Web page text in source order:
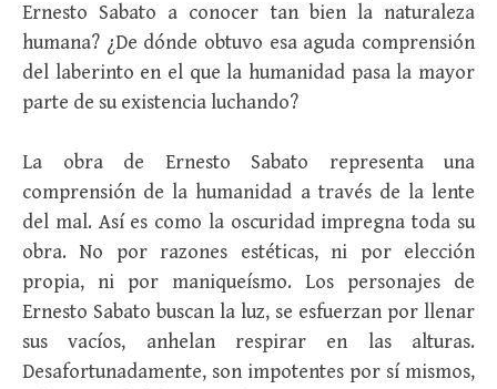
Ernesto Sabato a conocer tan bien la naturaleza
humana? ¿De dónde obtuvo esa aguda comprensión
del laberinto en el que la humanidad pasa la mayor
parte de su existencia luchando?
La obra de Ernesto Sabato representa una
comprensión de la humanidad a través de la lente
del mal. Así es como la oscuridad impregna toda su
obra. No por razones estéticas, ni por elección
propia, ni por maniqueísmo. Los personajes de
Ernesto Sabato buscan la luz, se esfuerzan por llenar
sus vacíos, anhelan respirar en las alturas.
Desafortunadamente, son impotentes por sí mismos,